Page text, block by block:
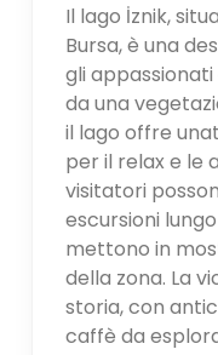
Il lago İznik,
Bursa, è una
gli
da una
il lago offre
per il relax e le
visitatori
escursioni
mettono in
della zona. La
storia, con
caffè da